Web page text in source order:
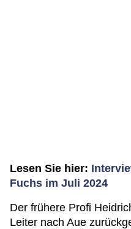
Lesen Sie hier:
Fuchs im Juli 2024
Der frühere Profi
Leiter nach Aue